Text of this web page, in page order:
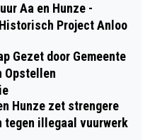
Aa en Hunze -
Project Anloo
Gezet door Gemeente
Opstellen
Hunze zet strengere
tegen illegaal vuurwerk